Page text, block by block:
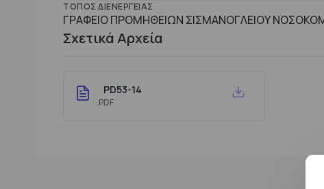
ΤΌΠΟΣ ΔΙΕΝΈΡΓΕΙΑΣ
ΓΡΑΦΕΙΟ ΠΡΟΜΗΘΕΙΩΝ ΣΙΣΜΑΝΟΓΛΕΙΟΥ
Σχετικά Αρχεία
PD53-14
.PDF